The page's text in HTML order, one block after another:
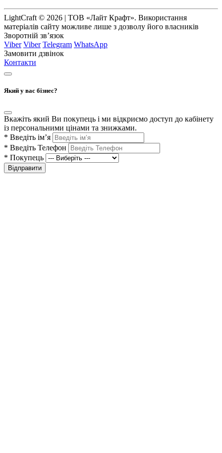
LightCraft © 2026 | ТОВ «Лайт Крафт». Використання
матеріалів сайту можливе лише з дозволу його власників
Зворотній зв’язок
Viber Viber Telegram WhatsApp
Замовити дзвінок
Контакти
Який у вас бізнес?
Вкажіть який Ви покупець і ми відкриємо доступ до кабінету
із персональними цінами та знижками.
* Введіть ім’я
* Введіть Телефон
* Покупець
Відправити